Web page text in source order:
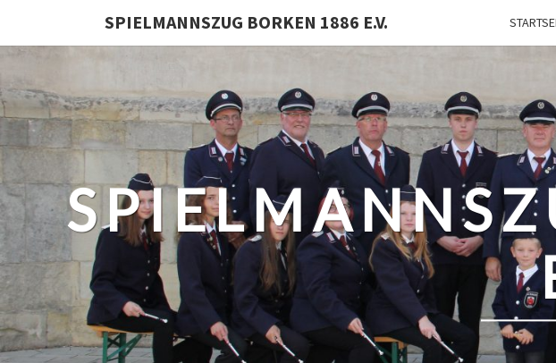
SPIELMANNSZUG BORKEN 1886 E.V.